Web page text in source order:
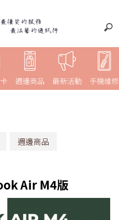
週邊商品 最新活動 手機維修
週邊商品
Air M4版